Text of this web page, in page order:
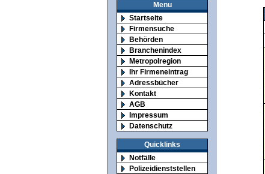
Menu
Startseite
Firmensuche
Behörden
Branchenindex
Metropolregion
Ihr Firmeneintrag
Adressbücher
Kontakt
AGB
Impressum
Datenschutz
Quicklinks
Notfälle
Polizeidienststellen